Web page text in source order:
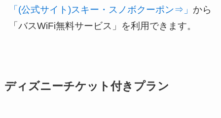
「(公式サイト)スキー・スノボクーポン⇒」 から
「バスWiFi無料サービス」を利用できます。
ディズニーチケット付きプラン